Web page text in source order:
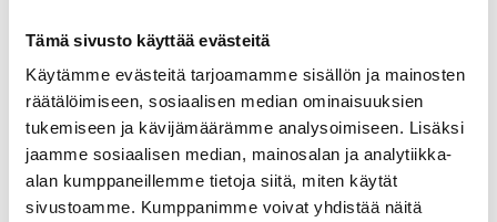
Tämä sivusto käyttää evästeitä
Käytämme evästeitä tarjoamamme sisällön ja mainosten
räätälöimiseen, sosiaalisen median ominaisuuksien
tukemiseen ja kävijämäärämme analysoimiseen. Lisäksi
jaamme sosiaalisen median, mainosalan ja analytiikka-
alan kumppaneillemme tietoja siitä, miten käytät
sivustoamme. Kumppanimme voivat yhdistää näitä
Osoite: Nujulantie 31, Rautalampi, Suomi
Toiminnan kuvaus
Paikallisyhdistyksen puheenjohtajan yhteystiedot
Matti Kärkkäinen, 0400 575 128
varapuheenjohtaja